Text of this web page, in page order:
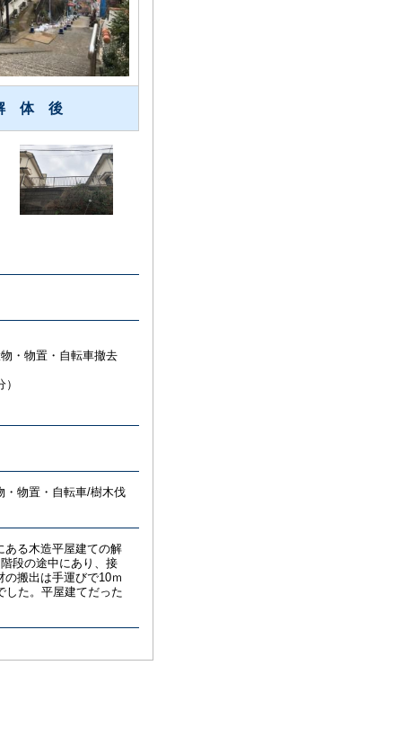
体 後
・物置・自転車撤去
置・自転車/樹木伐
ある木造平屋建ての解
段の途中にあり、接
搬出は手運びで10ｍ
した。平屋建てだった